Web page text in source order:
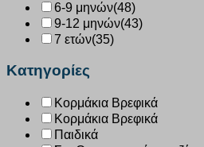
6-9 μηνών(48)
9-12 μηνών(43)
7 ετών(35)
Κατηγορίες
Κορμάκια Βρεφικά
Κορμάκια Βρεφικά
Παιδικά